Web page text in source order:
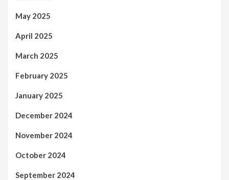
May 2025
April 2025
March 2025
February 2025
January 2025
December 2024
November 2024
October 2024
September 2024